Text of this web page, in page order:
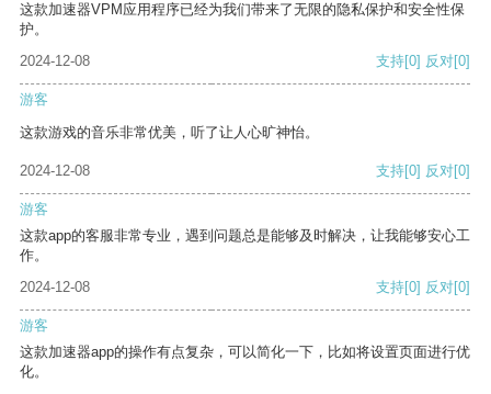
这款加速器VPM应用程序已经为我们带来了无限的隐私保护和安全性保
护。
2024-12-08
支持[0] 反对[0]
游客
这款游戏的音乐非常优美，听了让人心旷神怡。
2024-12-08 支持[0] 反对[0]
游客
这款app的客服非常专业，遇到问题总是能够及时解决，让我能够安心工
作。
2024-12-08
支持[0] 反对[0]
游客
这款加速器app的操作有点复杂，可以简化一下，比如将设置页面进行优
化。